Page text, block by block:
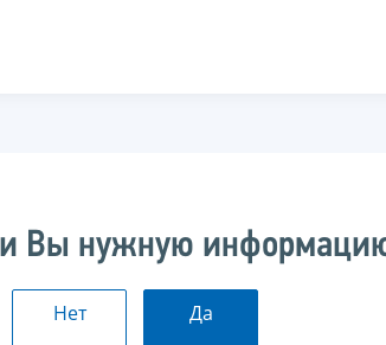
Вы нужную
Нет Да